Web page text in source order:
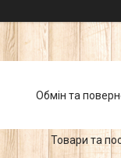
Обмін та
Товари та